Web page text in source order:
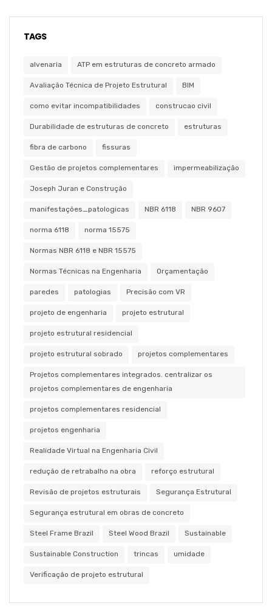
TAGS
alvenaria ATP em estruturas de concreto armado
Avaliação Técnica de Projeto Estrutural BIM
como evitar incompatibilidades construcao civil
Durabilidade de estruturas de concreto estruturas
fibra de carbono fissuras
Gestão de projetos complementares impermeabilização
Joseph Juran e Construção
manifestações_patologicas NBR 6118 NBR 9607
norma 6118 norma 15575
Normas NBR 6118 e NBR 15575
Normas Técnicas na Engenharia Orçamentação
paredes patologias Precisão com VR
projeto de engenharia projeto estrutural
projeto estrutural residencial
projeto estrutural sobrado projetos complementares
Projetos complementares integrados. centralizar os
projetos complementares de engenharia
projetos complementares residencial
projetos engenharia
Realidade Virtual na Engenharia Civil
redução de retrabalho na obra reforço estrutural
Revisão de projetos estruturais Segurança Estrutural
Segurança estrutural em obras de concreto
Steel Frame Brazil Steel Wood Brazil Sustainable
Sustainable Construction trincas umidade
Verificação de projeto estrutural